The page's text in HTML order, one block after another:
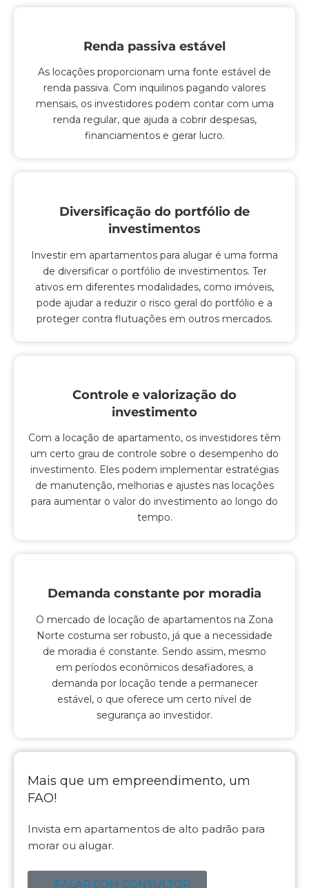
Renda passiva estável
As locações proporcionam uma fonte estável de
renda passiva. Com inquilinos pagando valores
mensais, os investidores podem contar com uma
renda regular, que ajuda a cobrir despesas,
financiamentos e gerar lucro.
Diversificação do portfólio de
investimentos
Investir em apartamentos para alugar é uma forma
de diversificar o portfólio de investimentos. Ter
ativos em diferentes modalidades, como imóveis,
pode ajudar a reduzir o risco geral do portfólio e a
proteger contra flutuações em outros mercados.
Controle e valorização do
investimento
Com a locação de apartamento, os investidores têm
um certo grau de controle sobre o desempenho do
investimento. Eles podem implementar estratégias
de manutenção, melhorias e ajustes nas locações
para aumentar o valor do investimento ao longo do
tempo.
Demanda constante por moradia
O mercado de locação de apartamentos na Zona
Norte costuma ser robusto, já que a necessidade
de moradia é constante. Sendo assim, mesmo
em períodos econômicos desafiadores, a
demanda por locação tende a permanecer
estável, o que oferece um certo nível de
segurança ao investidor.
Mais que um empreendimento, um
FAO!
Invista em apartamentos de alto padrão para
morar ou alugar.
FALAR COM CONSULTOR